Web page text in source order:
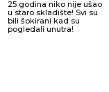
25 godina niko nije ušao
u staro skladište! Svi su
bili šokirani kad su
pogledali unutra!